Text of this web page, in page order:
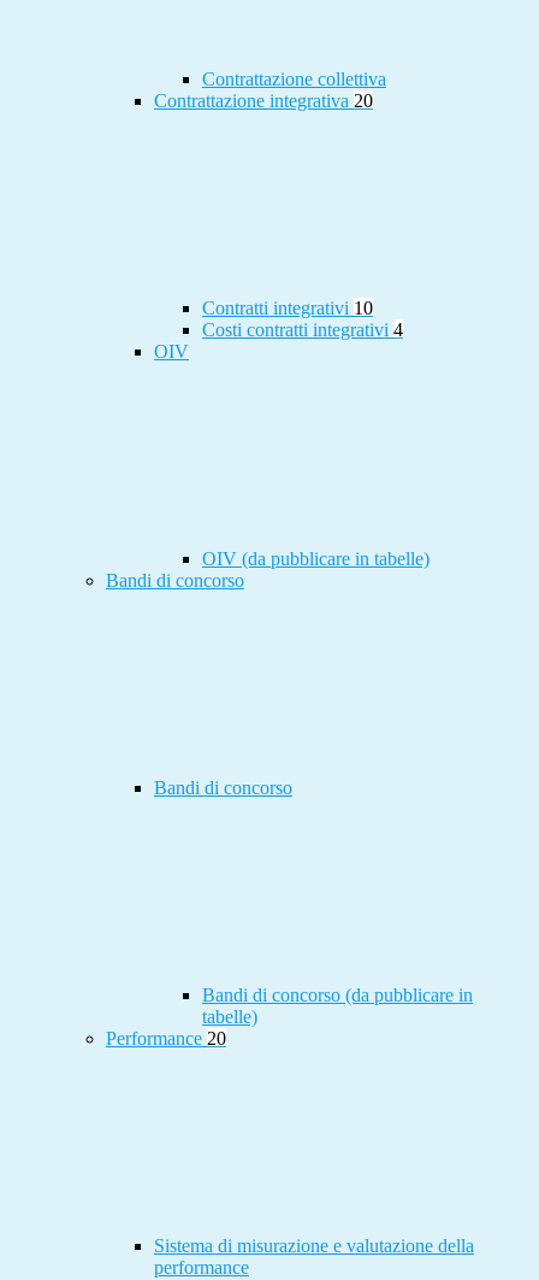
Contrattazione collettiva
Contrattazione integrativa 20
Contratti integrativi 10
Costi contratti integrativi 4
OIV
OIV (da pubblicare in tabelle)
Bandi di concorso
Bandi di concorso
Bandi di concorso (da pubblicare in
tabelle)
Performance 20
Sistema di misurazione e valutazione della
performance